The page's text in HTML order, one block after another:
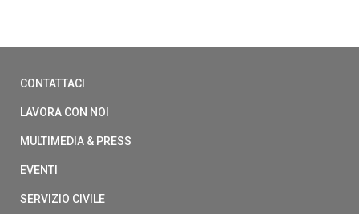
CONTATTACI
LAVORA CON NOI
MULTIMEDIA & PRESS
EVENTI
SERVIZIO CIVILE